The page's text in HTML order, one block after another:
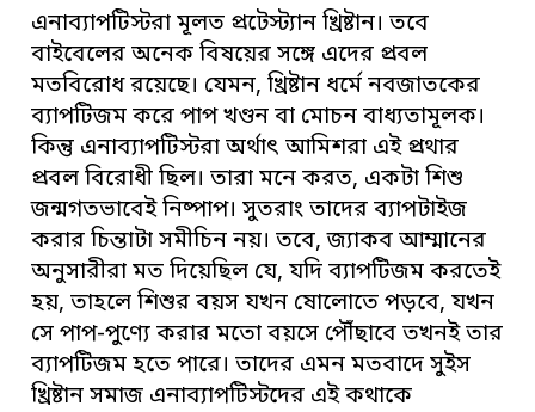
এনাব্যাপটিস্টরা মূলত প্রটেস্ট্যান খ্রিষ্টান। তবে
বাইবেলের অনেক বিষয়ের সঙ্গে এদের প্রবল
মতবিরোধ রয়েছে। যেমন, খ্রিষ্টান ধর্মে নবজাতকের
ব্যাপটিজম করে পাপ খণ্ডন বা মোচন বাধ্যতামূলক।
কিন্তু এনাব্যাপটিস্টরা অর্থাৎ আমিশরা এই প্রথার
প্রবল বিরোধী ছিল। তারা মনে করত, একটা শিশু
জন্মগতভাবেই নিষ্পাপ। সুতরাং তাদের ব্যাপটাইজ
করার চিন্তাটা সমীচিন নয়। তবে, জ্যাকব আম্মানের
অনুসারীরা মত দিয়েছিল যে, যদি ব্যাপটিজম করতেই
হয়, তাহলে শিশুর বয়স যখন ষোলোতে পড়বে, যখন
সে পাপ-পুণ্যে করার মতো বয়সে পৌঁছাবে তখনই তার
ব্যাপটিজম হতে পারে। তাদের এমন মতবাদে সুইস
খ্রিষ্টান সমাজ এনাব্যাপটিস্টদের এই কথাকে